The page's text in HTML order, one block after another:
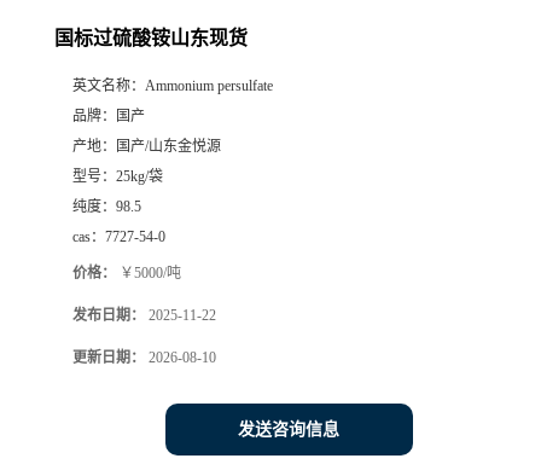
国标过硫酸铵山东现货
英文名称： Ammonium persulfate
品牌：
国产
产地：
国产/山东金悦源
型号： 25kg/袋
纯度： 98.5
cas： 7727-54-0
价格： ￥5000/吨
发布日期： 2025-11-22
更新日期： 2026-08-10
发送咨询信息